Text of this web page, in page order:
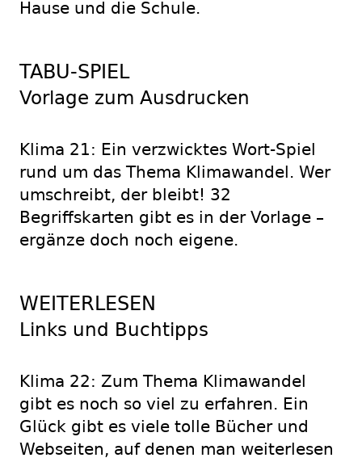
Hause und die Schule.
TABU-SPIEL
Vorlage zum Ausdrucken
Klima 21: Ein verzwicktes Wort-Spiel
rund um das Thema Klimawandel. Wer
umschreibt, der bleibt! 32
Begriffskarten gibt es in der Vorlage –
ergänze doch noch eigene.
WEITERLESEN
Links und Buchtipps
Klima 22: Zum Thema Klimawandel
gibt es noch so viel zu erfahren. Ein
Glück gibt es viele tolle Bücher und
Webseiten, auf denen man weiterlesen